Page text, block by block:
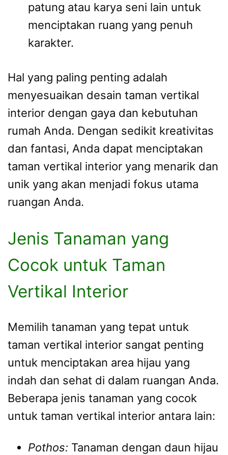
patung atau karya seni lain untuk
menciptakan ruang yang penuh
karakter.
Hal yang paling penting adalah
menyesuaikan desain taman vertikal
interior dengan gaya dan kebutuhan
rumah Anda. Dengan sedikit kreativitas
dan fantasi, Anda dapat menciptakan
taman vertikal interior yang menarik dan
unik yang akan menjadi fokus utama
ruangan Anda.
Jenis Tanaman yang
Cocok untuk Taman
Vertikal Interior
Memilih tanaman yang tepat untuk
taman vertikal interior sangat penting
untuk menciptakan area hijau yang
indah dan sehat di dalam ruangan Anda.
Beberapa jenis tanaman yang cocok
untuk taman vertikal interior antara lain:
Pothos: Tanaman dengan daun hijau